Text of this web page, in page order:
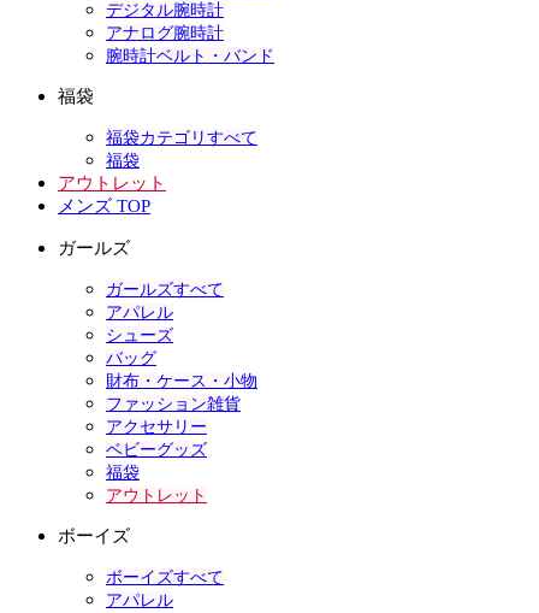
デジタル腕時計
アナログ腕時計
腕時計ベルト・バンド
福袋
福袋カテゴリすべて
福袋
アウトレット
メンズ TOP
ガールズ
ガールズすべて
アパレル
シューズ
バッグ
財布・ケース・小物
ファッション雑貨
アクセサリー
ベビーグッズ
福袋
アウトレット
ボーイズ
ボーイズすべて
アパレル